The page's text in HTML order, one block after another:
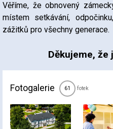
Věříme, že obnovený
místem setkávání,
zážitků pro všechny generace.
Děkujeme, že
Fotogalerie 61 fotek